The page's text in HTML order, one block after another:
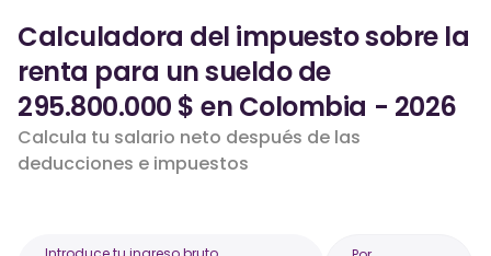
Calculadora del impuesto sobre la
renta para un sueldo de
295.800.000 $ en Colombia - 2026
Calcula tu salario neto después de las
deducciones e impuestos